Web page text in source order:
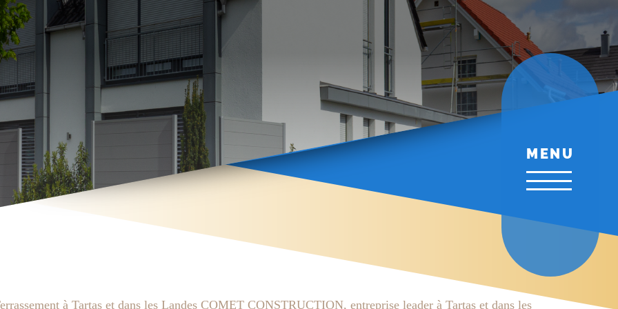
MENU
à Tartas et dans les Landes COMET CONSTRUCTION, entreprise leader à Tartas et dans les